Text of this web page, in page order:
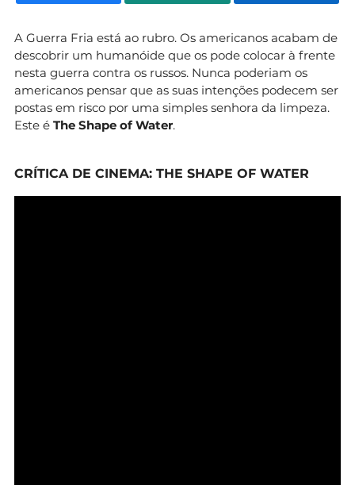
A Guerra Fria está ao rubro. Os americanos acabam de
descobrir um humanóide que os pode colocar à frente
nesta guerra contra os russos. Nunca poderiam os
americanos pensar que as suas intenções podecem ser
postas em risco por uma simples senhora da limpeza.
Este é The Shape of Water.
CRÍTICA DE CINEMA: THE SHAPE OF WATER